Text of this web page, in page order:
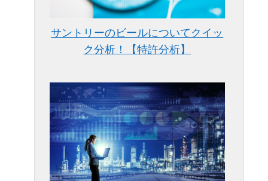
サントリーのビールについてクイッ
ク分析！【特許分析】